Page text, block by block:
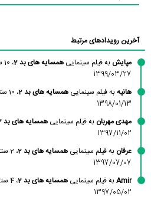
آخرین رویدادهای مرتبط
مپایش به فیلم سینمایی همسایه های بد 2 ، 10 ستاره داد.
1399/03/27
هانیهبه فیلم سینمایی همسایه های بد 2 ، 10 ستاره داد.
1398/01/13
مهدی مهربان به فیلم سینمایی همسایه های بد 2
1397/11/02
عرفان به فیلم سینمایی همسایه های بد 2 ، 2 ستاره داد.
1397/07/07
Amirبه فیلم سینمایی همسایه های بد 2 ، 4 ستاره داد.
1397/05/02